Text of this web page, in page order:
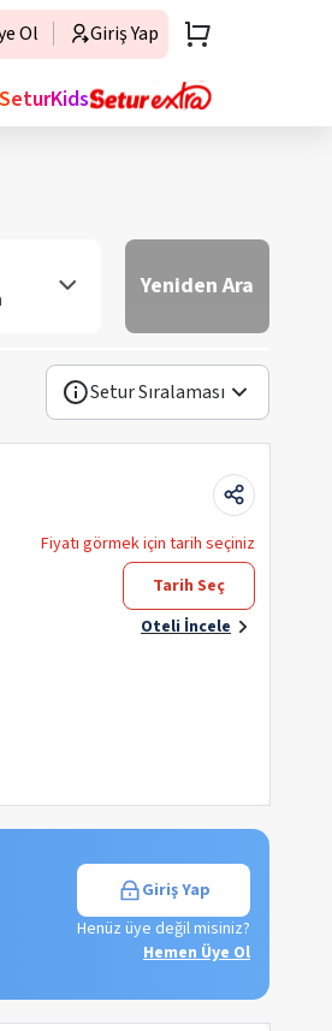
Ol Giriş Yap
SeturKids
Yeniden Ara
Setur Sıralaması
Fiyatı görmek için tarih seçiniz
Tarih Seç
Oteli İncele
Giriş Yap
Henüz üye değil misiniz?
Hemen Üye Ol